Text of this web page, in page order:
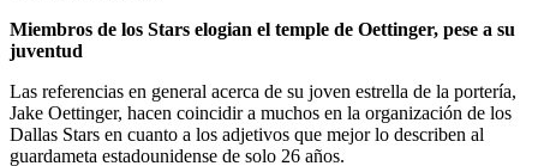
Miembros de los Stars elogian el temple de Oettinger, pese a su
juventud
Las referencias en general acerca de su joven estrella de la portería,
Jake Oettinger, hacen coincidir a muchos en la organización de los
Dallas Stars en cuanto a los adjetivos que mejor lo describen al
guardameta estadounidense de solo 26 años.